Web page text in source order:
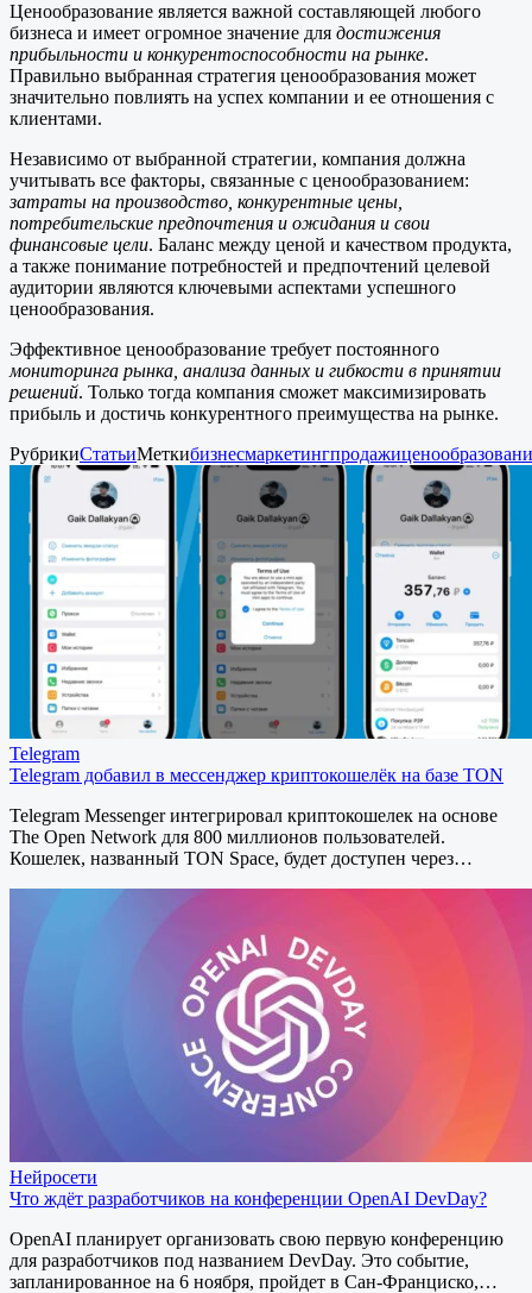
Ценообразование является важной составляющей любого
бизнеса и имеет огромное значение для достижения
прибыльности и конкурентоспособности на рынке.
Правильно выбранная стратегия ценообразования может
значительно повлиять на успех компании и ее отношения с
клиентами.
Независимо от выбранной стратегии, компания должна
учитывать все факторы, связанные с ценообразованием:
затраты на производство, конкурентные цены,
потребительские предпочтения и ожидания и свои
финансовые цели. Баланс между ценой и качеством продукта,
а также понимание потребностей и предпочтений целевой
аудитории являются ключевыми аспектами успешного
ценообразования.
Эффективное ценообразование требует постоянного
мониторинга рынка, анализа данных и гибкости в принятии
решений. Только тогда компания сможет максимизировать
прибыль и достичь конкурентного преимущества на рынке.
РубрикиСтатьиМеткибизнесмаркетингпродажи
Telegram
Telegram добавил в мессенджер криптокошелёк на базе TON
Telegram Messenger интегрировал криптокошелек на основе
The Open Network для 800 миллионов пользователей.
Кошелек, названный TON Space, будет доступен через…
Нейросети
Что ждёт разработчиков на конференции OpenAI DevDay?
OpenAI планирует организовать свою первую конференцию
для разработчиков под названием DevDay. Это событие,
запланированное на 6 ноября, пройдет в Сан-Франциско,…